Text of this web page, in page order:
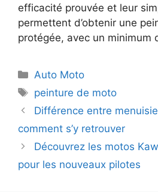
efficacité prouvée et leur
permettent d’obtenir une
protégée, avec un minimum
Catégories
Auto Moto
Étiquettes
peinture de moto
Différence entre
comment s’y retrouver
Découvrez les motos
pour les nouveaux pilotes